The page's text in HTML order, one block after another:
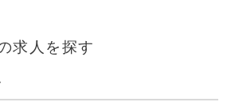
求人を探す